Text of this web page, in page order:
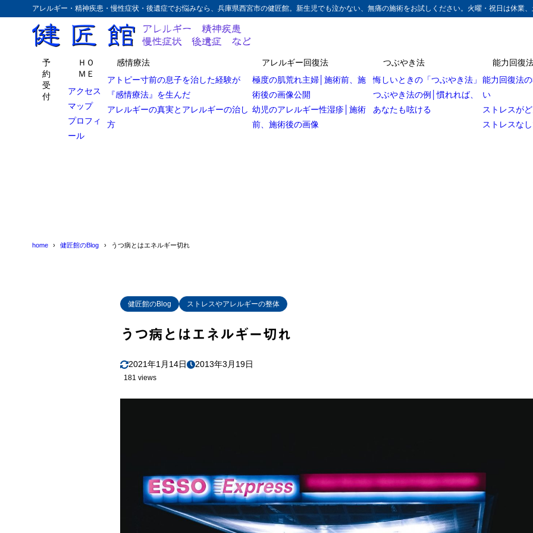
アレルギー・精神疾患・慢性症状・後遺症でお悩みなら、兵庫県西宮市の健匠館。新生児でも泣かない、無痛の施術をお試しください。火曜・祝日は休業
予
約
受
付
ＨＯ
ＭＥ
アクセス
マップ
プロフィ
ール
感情療法
アトピー寸前の息子を治した経験が
『感情療法』を生んだ
アレルギーの真実とアレルギーの治し
方
アレルギー回復法
極度の肌荒れ主婦│施術前、施
術後の画像公開
幼児のアレルギー性湿疹│施術
前、施術後の画像
つぶやき法
悔しいときの「つぶやき法」
つぶやき法の例│慣れれば、
あなたも呟ける
能力回復
能力回復法
い
ストレスが
ストレスな
home 健匠館のBlog うつ病とはエネルギー切れ
健匠館のBlog ストレスやアレルギーの整体
うつ病とはエネルギー切れ
2021年1月14日 2013年3月19日
181 views